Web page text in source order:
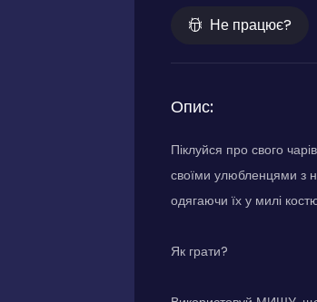
Не працює?
Опис:
Піклуйся про свого
своїми улюбленцями з
одягаючи їх у милі
Як грати?